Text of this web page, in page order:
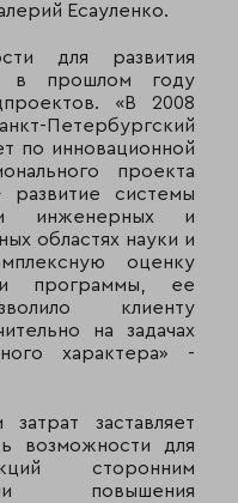
Есауленко.
для развития
в прошлом году
«В 2008
Петербургский
по инновационной
проекта
системы
инженерных и
областях науки и
оценку
программы, ее
клиенту
на задачах
характера» -
заставляет
возможности для
сторонним
повышения